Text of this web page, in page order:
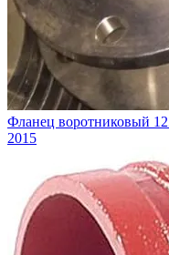
Фланец воротниковый
2015